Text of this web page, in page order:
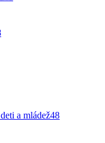
a mládež48